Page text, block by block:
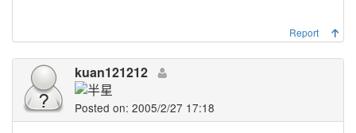
Report
kuan121212
Posted on: 2005/2/27 17:18